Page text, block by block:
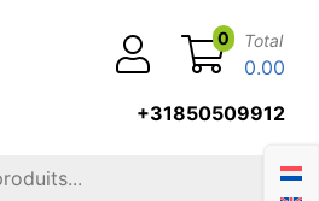
+31850509912
0 Total
0.00